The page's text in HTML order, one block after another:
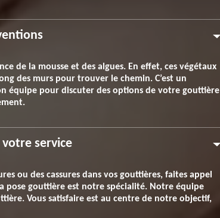
de la mousse et des algues. En effet, ces végétaux
des murs pour trouver le chemin. C’est un
équipe pour discuter des options de votre gouttière
service
ou des cassures dans vos gouttières, faites appel
pose gouttière est notre spécialité. Notre équipe
Vous satisfaire est au centre de notre objectif,